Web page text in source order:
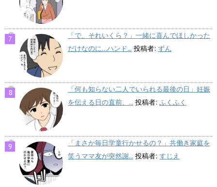
「で、それいくら？」一緒に喜んでほしかった
だけなのに…ハンド... 投稿者: ずん
「何も知らない二人でいられる最後の日」妊娠
を伝える日の直前、... 投稿者: ふくふく
「まさか毎日学童行かせるの？」共働き家庭を
笑うママ友が突然謝... 投稿者: すじえ